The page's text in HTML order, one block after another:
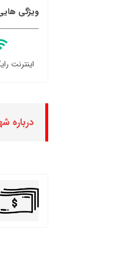
ویژگی
اینترنت
درباره